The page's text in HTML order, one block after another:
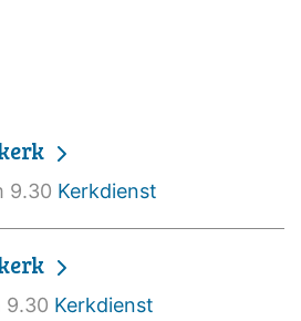
9.30 Kerkdienst
9.30 Kerkdienst